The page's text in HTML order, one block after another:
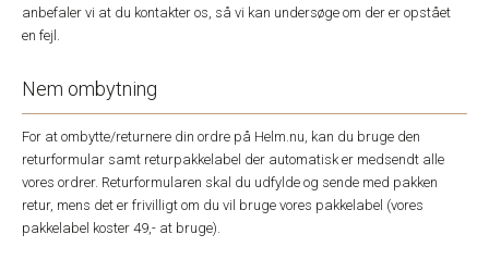
anbefaler vi at du kontakter os, så vi kan undersøge om der er opstået
en fejl.
Nem ombytning
For at ombytte/returnere din ordre på Helm.nu, kan du bruge den
returformular samt returpakkelabel der automatisk er medsendt alle
vores ordrer. Returformularen skal du udfylde og sende med pakken
retur, mens det er frivilligt om du vil bruge vores pakkelabel (vores
pakkelabel koster 49,- at bruge).